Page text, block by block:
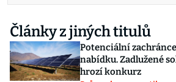
Články z jiných titulů
Potenciální
nabídku. Zadlužené
hrozí konkurz